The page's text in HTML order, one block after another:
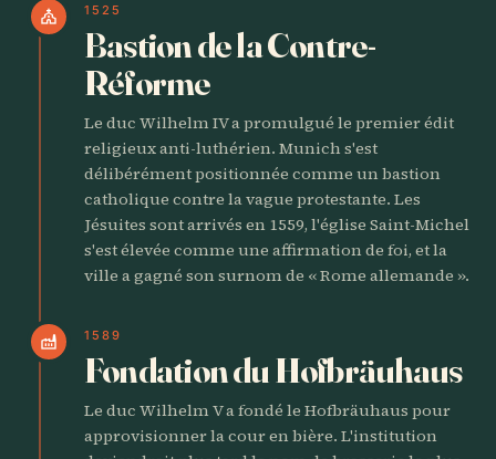
church 1525
Bastion de la Contre-
Réforme
Le duc Wilhelm IV a promulgué le premier édit
religieux anti-luthérien. Munich s'est
délibérément positionnée comme un bastion
catholique contre la vague protestante. Les
Jésuites sont arrivés en 1559, l'église Saint-Michel
s'est élevée comme une affirmation de foi, et la
ville a gagné son surnom de « Rome allemande ».
factory 1589
Fondation du Hofbräuhaus
Le duc Wilhelm V a fondé le Hofbräuhaus pour
approvisionner la cour en bière. L'institution